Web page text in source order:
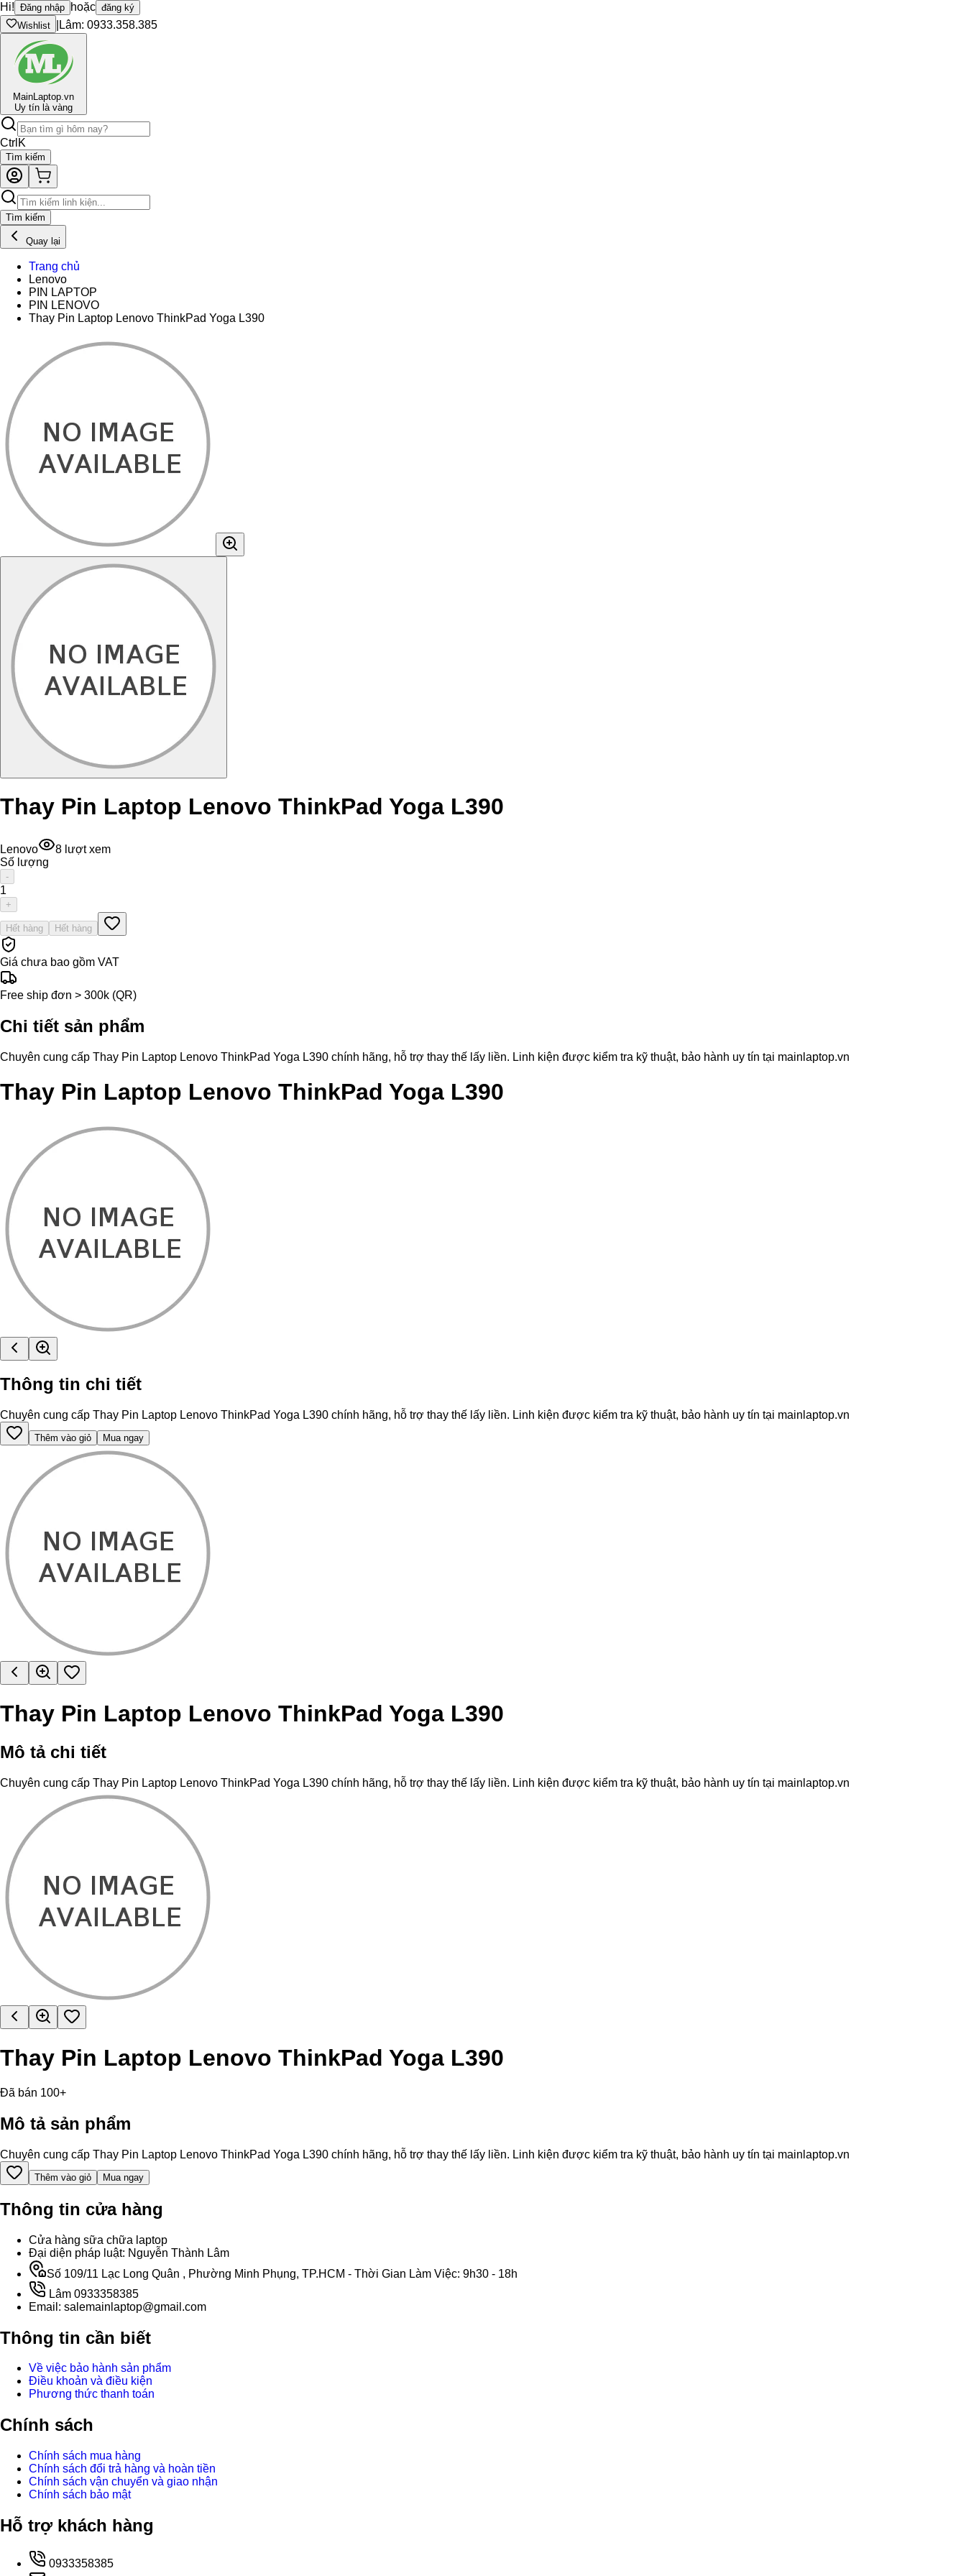
Hi! Đăng nhập hoặc đăng ký
Wishlist
Lâm: 0933.358.385
MainLaptop.vn
Uy tín là vàng
Ctrl K
Tìm kiếm
Tìm kiếm
Quay lại
Trang chủ
Lenovo
PIN LAPTOP
PIN LENOVO
Thay Pin Laptop Lenovo ThinkPad Yoga L390
Thay Pin Laptop Lenovo ThinkPad Yoga L390
Lenovo 8 lượt xem
Số lượng
-
1
+
Hết hàng Hết hàng
Giá chưa bao gồm VAT
Free ship đơn > 300k (QR)
Chi tiết sản phẩm
Chuyên cung cấp Thay Pin Laptop Lenovo ThinkPad Yoga L390 chính hãng, hỗ trợ thay thế lấy liền. Linh kiện được kiểm tra kỹ thuật, bảo hành uy tín tại mainlaptop.vn
Thay Pin Laptop Lenovo ThinkPad Yoga L390
Thông tin chi tiết
Chuyên cung cấp Thay Pin Laptop Lenovo ThinkPad Yoga L390 chính hãng, hỗ trợ thay thế lấy liền. Linh kiện được kiểm tra kỹ thuật, bảo hành uy tín tại mainlaptop.vn
Thêm vào giỏ Mua ngay
Thay Pin Laptop Lenovo ThinkPad Yoga L390
Mô tả chi tiết
Chuyên cung cấp Thay Pin Laptop Lenovo ThinkPad Yoga L390 chính hãng, hỗ trợ thay thế lấy liền. Linh kiện được kiểm tra kỹ thuật, bảo hành uy tín tại mainlaptop.vn
Thay Pin Laptop Lenovo ThinkPad Yoga L390
Đã bán 100+
Mô tả sản phẩm
Chuyên cung cấp Thay Pin Laptop Lenovo ThinkPad Yoga L390 chính hãng, hỗ trợ thay thế lấy liền. Linh kiện được kiểm tra kỹ thuật, bảo hành uy tín tại mainlaptop.vn
Thêm vào giỏ Mua ngay
Thông tin cửa hàng
Cửa hàng sữa chữa laptop
Đại diện pháp luật: Nguyễn Thành Lâm
Số 109/11 Lạc Long Quân , Phường Minh Phụng, TP.HCM - Thời Gian Làm Việc: 9h30 - 18h
Lâm 0933358385
Email: salemainlaptop@gmail.com
Thông tin cần biết
Về việc bảo hành sản phẩm
Điều khoản và điều kiện
Phương thức thanh toán
Chính sách
Chính sách mua hàng
Chính sách đổi trả hàng và hoàn tiền
Chính sách vận chuyển và giao nhận
Chính sách bảo mật
Hỗ trợ khách hàng
0933358385